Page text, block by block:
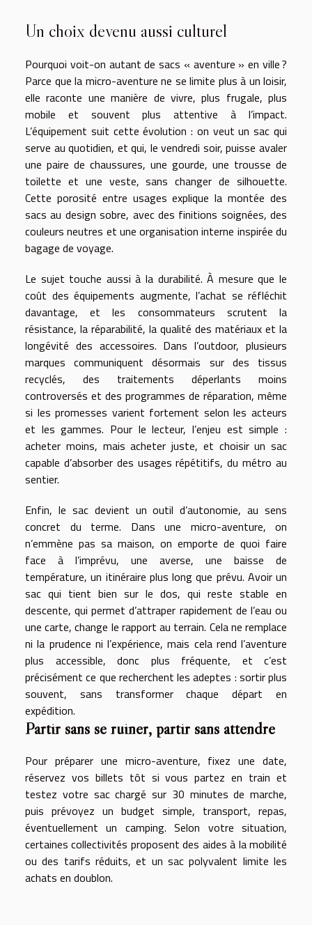
Un choix devenu aussi culturel
Pourquoi voit-on autant de sacs « aventure » en ville ?
Parce que la micro-aventure ne se limite plus à un loisir,
elle raconte une manière de vivre, plus frugale, plus
mobile et souvent plus attentive à l’impact.
L’équipement suit cette évolution : on veut un sac qui
serve au quotidien, et qui, le vendredi soir, puisse avaler
une paire de chaussures, une gourde, une trousse de
toilette et une veste, sans changer de silhouette.
Cette porosité entre usages explique la montée des
sacs au design sobre, avec des finitions soignées, des
couleurs neutres et une organisation interne inspirée du
bagage de voyage.
Le sujet touche aussi à la durabilité. À mesure que le
coût des équipements augmente, l’achat se réfléchit
davantage, et les consommateurs scrutent la
résistance, la réparabilité, la qualité des matériaux et la
longévité des accessoires. Dans l’outdoor, plusieurs
marques communiquent désormais sur des tissus
recyclés, des traitements déperlants moins
controversés et des programmes de réparation, même
si les promesses varient fortement selon les acteurs
et les gammes. Pour le lecteur, l’enjeu est simple :
acheter moins, mais acheter juste, et choisir un sac
capable d’absorber des usages répétitifs, du métro au
sentier.
Enfin, le sac devient un outil d’autonomie, au sens
concret du terme. Dans une micro-aventure, on
n’emmène pas sa maison, on emporte de quoi faire
face à l’imprévu, une averse, une baisse de
température, un itinéraire plus long que prévu. Avoir un
sac qui tient bien sur le dos, qui reste stable en
descente, qui permet d’attraper rapidement de l’eau ou
une carte, change le rapport au terrain. Cela ne remplace
ni la prudence ni l’expérience, mais cela rend l’aventure
plus accessible, donc plus fréquente, et c’est
précisément ce que recherchent les adeptes : sortir plus
souvent, sans transformer chaque départ en
expédition.
Partir sans se ruiner, partir sans attendre
Pour préparer une micro-aventure, fixez une date,
réservez vos billets tôt si vous partez en train et
testez votre sac chargé sur 30 minutes de marche,
puis prévoyez un budget simple, transport, repas,
éventuellement un camping. Selon votre situation,
certaines collectivités proposent des aides à la mobilité
ou des tarifs réduits, et un sac polyvalent limite les
achats en doublon.